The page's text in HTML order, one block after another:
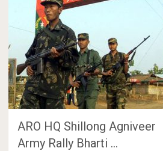
ARO HQ Shillong Agniveer
Army Rally Bharti …